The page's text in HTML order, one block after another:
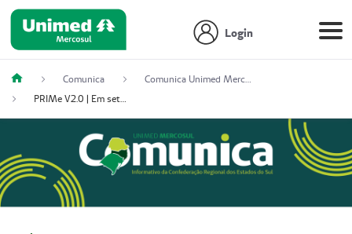
Login
Comunica
Comunica Unimed Mercosul
PRIMe V2.0 | Em setembro, uma plataforma que completa 10 anos chega diferente